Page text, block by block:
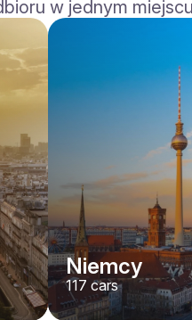
2022•
w jednym
Niemcy
117 cars